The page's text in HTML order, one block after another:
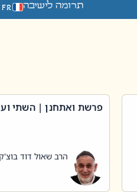
תרומה לישיבה FR
פרשת ואתחנן | השתי
הרב שאול דוד